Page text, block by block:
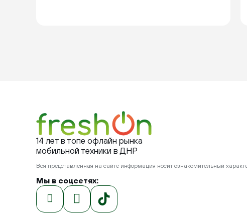
14 лет в топе офлайн рынка
мобильной техники в ДНР
Вся представленная на сайте информация носит ознакомительный
Мы в соцсетях: